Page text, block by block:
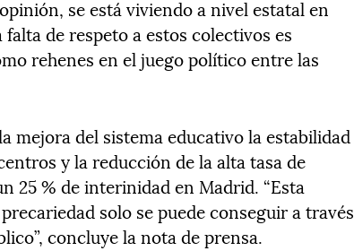
se está viviendo a nivel estatal en
de respeto a estos colectivos es
rehenes en el juego político entre las
mejora del sistema educativo la estabilidad
y la reducción de la alta tasa de
25 % de interinidad en Madrid. “Esta
solo se puede conseguir a través
concluye la nota de prensa.